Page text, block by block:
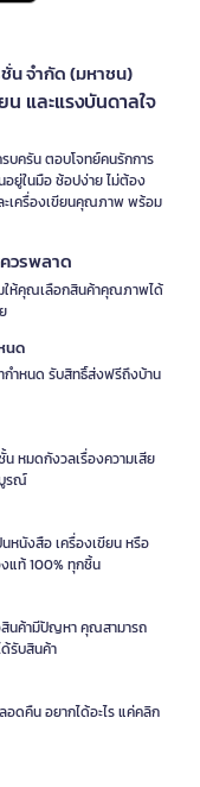
ชั่น จำกัด (มหาชน)
น และแรงบันดาลใจ
บครัน ตอบโจทย์คนรักการ
ยู่ในมือ ช้อปง่าย ไม่ต้อง
ะเครื่องเขียนคุณภาพ พร้อม
วรพลาด
ให้คุณเลือกสินค้าคุณภาพได้
นด
ำหนด รับสิทธิ์ส่งฟรีถึงบ้าน
หมดกังวลเรื่องความเสีย
รณ์
หนังสือ เครื่องเขียน หรือ
แท้ 100% ทุกชิ้น
สินค้ามีปัญหา คุณสามารถ
รับสินค้า
ดคืน อยากได้อะไร แค่คลิก